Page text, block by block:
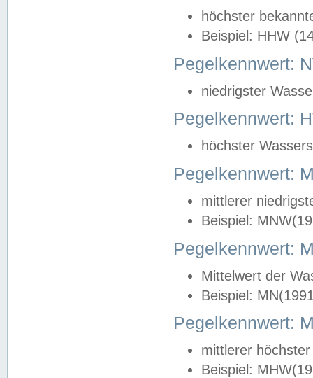
höchster
Beispiel: HHW
Pegelkennwert:
niedrigster
Pegelkennwert:
höchster
Pegelkennwert:
mittlerer
Beispiel:
Pegelkennwert:
Mittelwert der
Beispiel:
Pegelkennwert:
mittlerer
Beispiel: